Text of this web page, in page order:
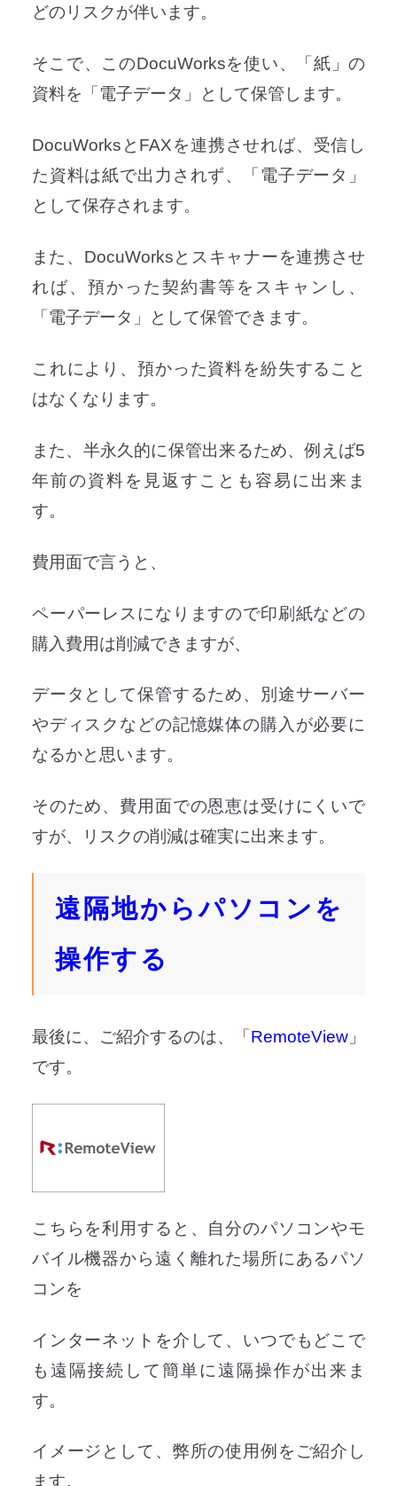
どのリスクが伴います。
そこで、このDocuWorksを使い、「紙」の
資料を「電子データ」として保管します。
DocuWorksとFAXを連携させれば、受信し
た資料は紙で出力されず、「電子データ」
として保存されます。
また、DocuWorksとスキャナーを連携させ
れば、預かった契約書等をスキャンし、
「電子データ」として保管できます。
これにより、預かった資料を紛失すること
はなくなります。
また、半永久的に保管出来るため、例えば5
年前の資料を見返すことも容易に出来ま
す。
費用面で言うと、
ペーパーレスになりますので印刷紙などの
購入費用は削減できますが、
データとして保管するため、別途サーバー
やディスクなどの記憶媒体の購入が必要に
なるかと思います。
そのため、費用面での恩恵は受けにくいで
すが、リスクの削減は確実に出来ます。
遠隔地からパソコンを
操作する
最後に、ご紹介するのは、「 RemoteView 」
です。
こちらを利用すると、自分のパソコンやモ
バイル機器から遠く離れた場所にあるパソ
コンを
インターネットを介して、いつでもどこで
も遠隔接続して簡単に遠隔操作が出来ま
す。
イメージとして、弊所の使用例をご紹介し
ます。